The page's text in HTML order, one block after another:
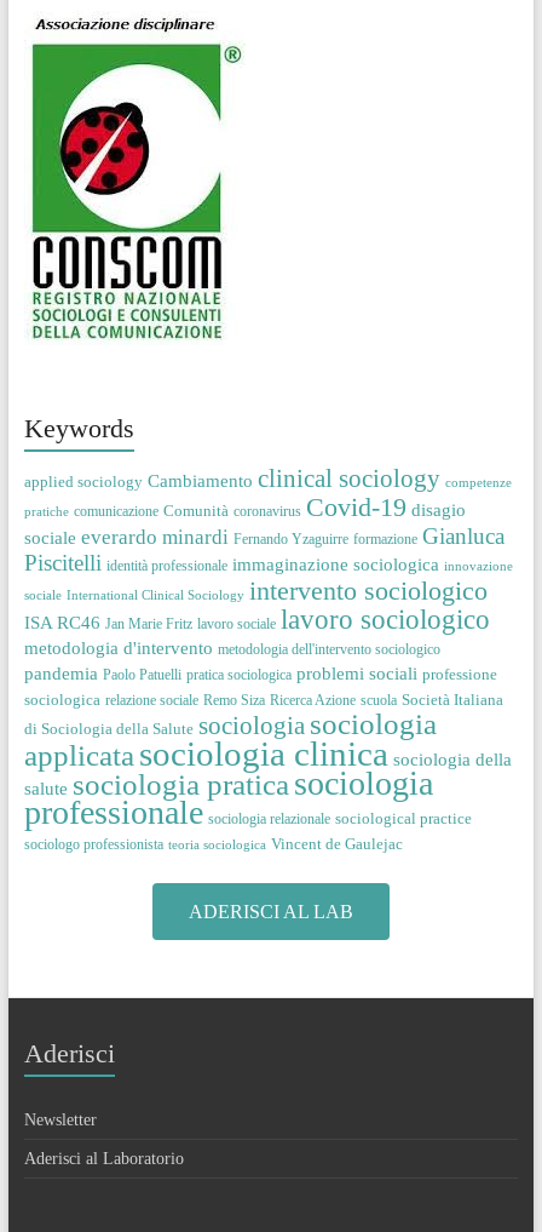
Keywords
applied sociology Cambiamento clinical sociology competenze
pratiche comunicazione Comunità coronavirus Covid-19 disagio
sociale everardo minardi Fernando Yzaguirre formazione Gianluca
Piscitelli identità professionale immaginazione sociologica innovazione
sociale International Clinical Sociology intervento sociologico
ISA RC46 Jan Marie Fritz lavoro sociale lavoro sociologico
metodologia d'intervento metodologia dell'intervento sociologico
pandemia Paolo Patuelli pratica sociologica problemi sociali professione
sociologica relazione sociale Remo Siza Ricerca Azione scuola Società Italiana
di Sociologia della Salute sociologia sociologia
applicata sociologia clinica sociologia della
salute sociologia pratica sociologia
professionale sociologia relazionale sociological practice
sociologo professionista teoria sociologica Vincent de Gaulejac
ADERISCI AL LAB
Aderisci
Newsletter
Aderisci al Laboratorio